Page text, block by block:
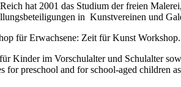
hat 2001 das Studium der freien
in Kunstvereinen und
für Erwachsene: Zeit für Kunst
Kinder im Vorschulalter und Schulalter
for preschool and for school-aged children